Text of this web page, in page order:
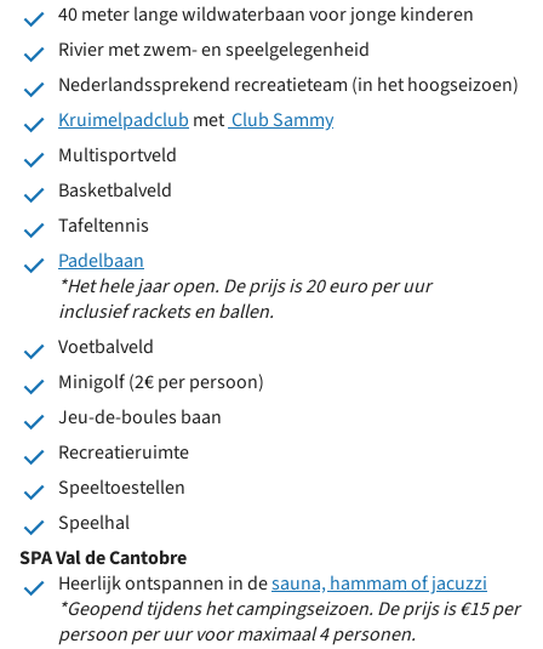
40 meter lange wildwaterbaan voor jonge kinderen
Rivier met zwem- en speelgelegenheid
Nederlandssprekend recreatieteam (in het hoogseizoen)
Kruimelpadclub met Club Sammy
Multisportveld
Basketbalveld
Tafeltennis
Padelbaan
*Het hele jaar open. De prijs is 20 euro per uur
inclusief rackets en ballen.
Voetbalveld
Minigolf (2€ per persoon)
Jeu-de-boules baan
Recreatieruimte
Speeltoestellen
Speelhal
SPA Val de Cantobre
Heerlijk ontspannen in desauna, hammam of jacuzzi
*Geopend tijdens het campingseizoen. De prijs is €15 per
persoon per uur voor maximaal 4 personen.